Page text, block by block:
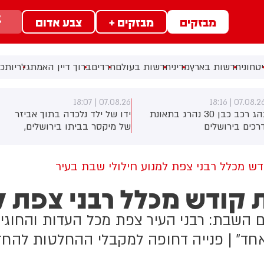
מבזקים מבזקים + צבע אדום
חדשות בארץמדיניחדשות בעולםחרדיםברוך דיין האמתגלריות
07.08.26 |
נהג רכב כבן 30 נהרג בתאונת
בירושלים
07.08.26 | 18:07
ידו של ילד נלכדה בתוך אביזר
של מיקסר בביתו בירושלים,
מכלל רבני צפת למנוע חילולי שבת בעיר
קודש מכלל רבני צפת
רבני העיר צפת מכל העדות
| פנייה דחופה למקבלי ההחלטות